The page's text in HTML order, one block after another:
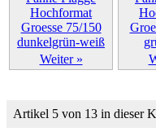
Weiter »
Artikel 5 von 13 in dieser